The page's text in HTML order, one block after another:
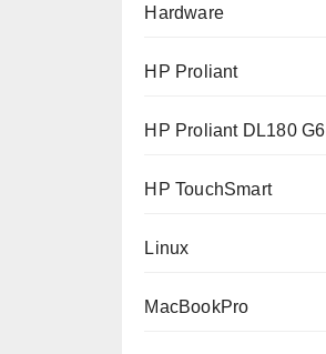
Hardware
HP Proliant
HP Proliant DL180 G6
HP TouchSmart
Linux
MacBookPro